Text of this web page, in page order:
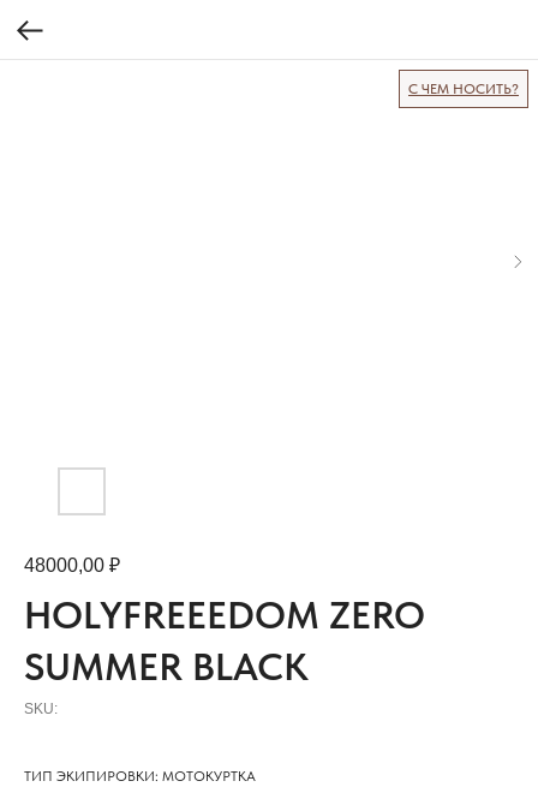
С ЧЕМ НОСИТЬ?
HOLYFREEEDOM ZERO
SUMMER BLACK
SKU:
48000,00 ₽
ТИП ЭКИПИРОВКИ: МОТОКУРТКА